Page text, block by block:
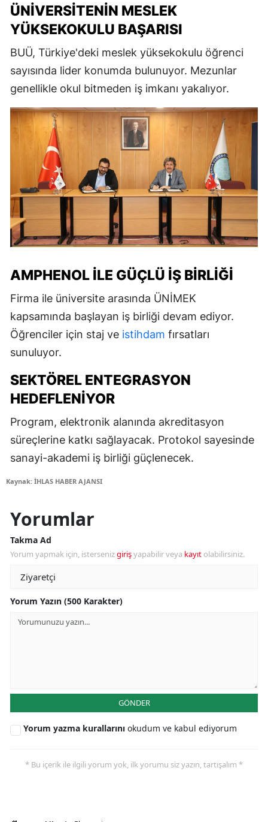
ÜNIVERSITENIN MESLEK
YÜKSEKOKULU BAŞARISI
BUÜ, Türkiye'deki meslek yüksekokulu öğrenci
sayısında lider konumda bulunuyor. Mezunlar
genellikle okul bitmeden iş imkanı yakalıyor.
AMPHENOL ILE GÜÇLÜ İŞ BIRLIĞI
Firma ile üniversite arasında ÜNİMEK
kapsamında başlayan iş birliği devam ediyor.
Öğrenciler için staj ve istihdam fırsatları
sunuluyor.
SEKTÖREL ENTEGRASYON
HEDEFLENIYOR
Program, elektronik alanında akreditasyon
süreçlerine katkı sağlayacak. Protokol sayesinde
sanayi-akademi iş birliği güçlenecek.
Kaynak: İHLAS HABER AJANSI
Yorumlar
Takma Ad
Yorum yapmak için, istersenizgirişyapabilir veya kayıt olabilirsiniz.
Yorum Yazın (500 Karakter)
GÖNDER
Yorum yazma kurallarını okudum ve kabul ediyorum
* Bu içerik ile ilgili yorum yok, ilk yorumu siz yazın, tartışalım *